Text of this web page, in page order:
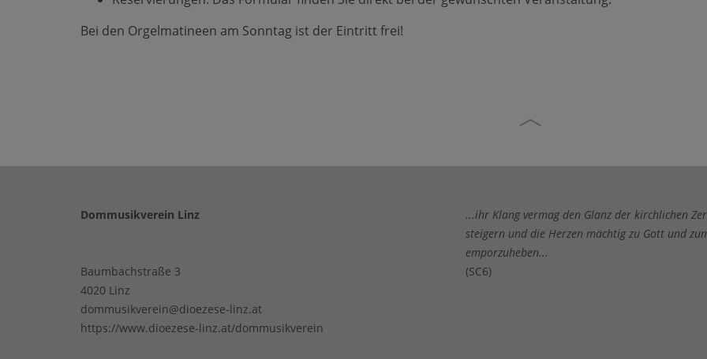
Bei den Orgelmatineen am Sonntag ist der Eintritt frei!
Dommusikverein Linz
Baumbachstraße 3
4020 Linz
dommusikverein@dioezese-linz.at
https://www.dioezese-linz.at/dommusikverein
...ihr Klang vermag den Glanz der kirchlichen
steigern und die Herzen mächtig zu Gott und
emporzuheben...
(SC6)